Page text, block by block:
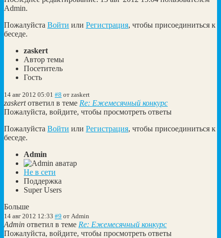
Admin.
Пожалуйста Войти или Регистрация, чтобы присоединиться к
беседе.
zaskert
Автор темы
Посетитель
Гость
14 авг 2012 05:01 #8 от zaskert
zaskertответил в теме Re: Ежемесячный конкурс
Пожалуйста, войдите, чтобы просмотреть ответы
Пожалуйста Войти или Регистрация, чтобы присоединиться к
беседе.
Admin
Не в сети
Поддержка
Super Users
Больше
14 авг 2012 12:33 #9 от Admin
Admin ответил в теме Re: Ежемесячный конкурс
Пожалуйста, войдите, чтобы просмотреть ответы